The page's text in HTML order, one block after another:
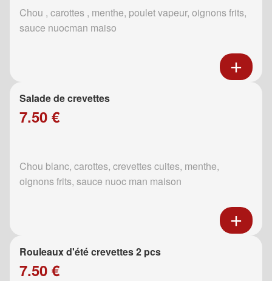
Chou , carottes , menthe, poulet vapeur, oignons frits,
sauce nuocman maiso
Salade de crevettes
7.50 €
Chou blanc, carottes, crevettes cuites, menthe,
oignons frits, sauce nuoc man maison
Rouleaux d'été crevettes 2 pcs
7.50 €